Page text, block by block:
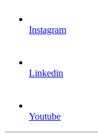
Instagram
Linkedin
Youtube